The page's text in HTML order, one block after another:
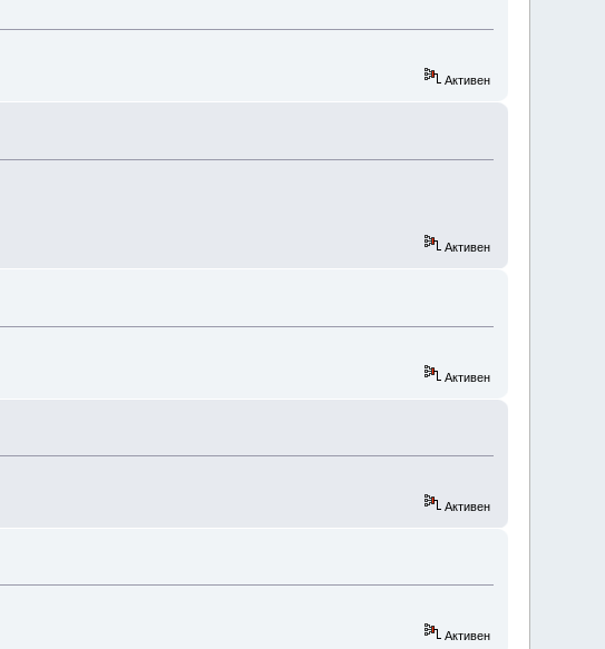
Активен
Активен
Активен
Активен
Активен